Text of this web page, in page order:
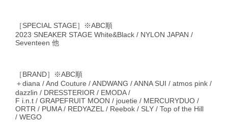
［SPECIAL STAGE］※ABC順
2023 SNEAKER STAGE White&Black / NYLON JAPAN /
Seventeen 他
［BRAND］※ABC順
＋diana / And Couture / ANDWANG / ANNA SUI / atmos pink /
dazzlin / DRESSTERIOR / EMODA /
F i.n.t / GRAPEFRUIT MOON / jouetie / MERCURYDUO /
ORTR / PUMA / REDYAZEL / Reebok / SLY / Top of the Hill
/ WEGO